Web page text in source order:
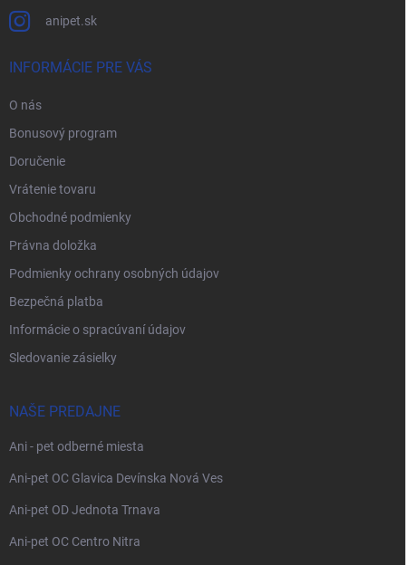
anipet.sk
INFORMÁCIE PRE VÁS
O nás
Bonusový program
Doručenie
Vrátenie tovaru
Obchodné podmienky
Právna doložka
Podmienky ochrany osobných údajov
Bezpečná platba
Informácie o spracúvaní údajov
Sledovanie zásielky
NAŠE PREDAJNE
Ani - pet odberné miesta
Ani-pet OC Glavica Devínska Nová Ves
Ani-pet OD Jednota Trnava
Ani-pet OC Centro Nitra